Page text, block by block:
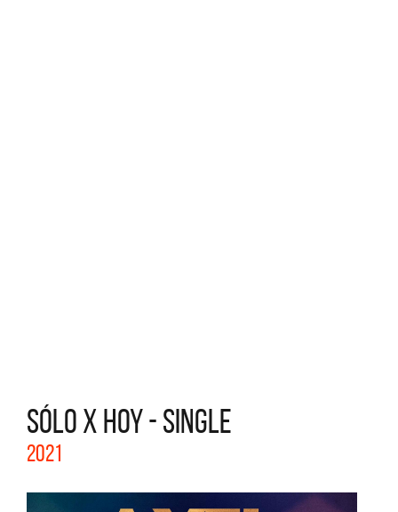
SÓLO X HOY - SINGLE
2021